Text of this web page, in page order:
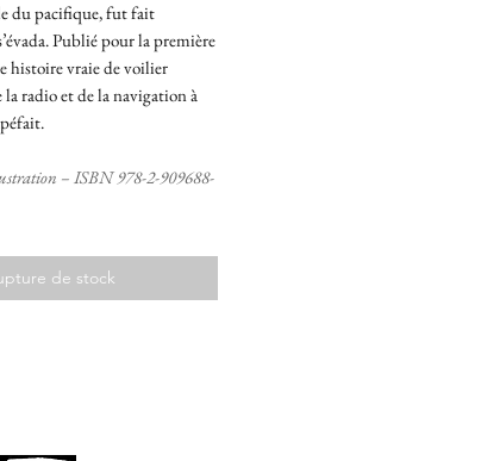
du pacifique, fut fait
Publié pour la première
histoire vraie de voilier
la radio et de la navigation à
– ISBN 978-2-909688-
de stock